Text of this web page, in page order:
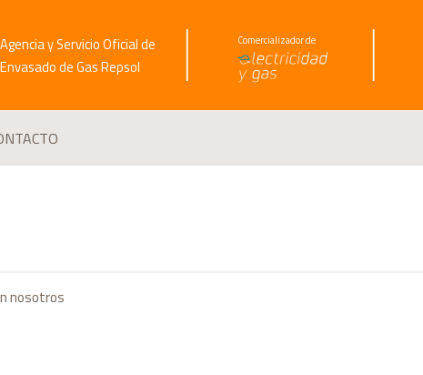
Agencia y Servicio Oficialde
Envasado de Gas Repsol
Comercializador de
nosotros